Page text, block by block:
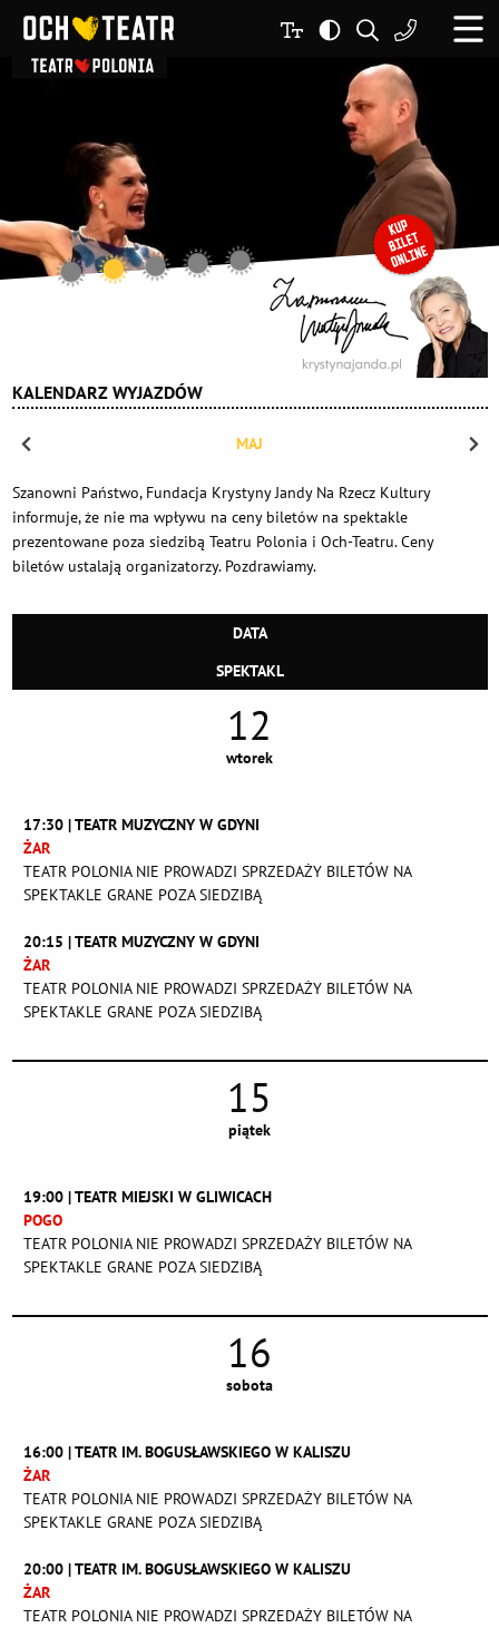
KALENDARZ WYJAZDÓW
MAJ
Szanowni Państwo, Fundacja Krystyny Jandy Na Rzecz Kultury
informuje, że nie ma wpływu na ceny biletów na spektakle
prezentowane poza siedzibą Teatru Polonia i Och-Teatru. Ceny
biletów ustalają organizatorzy. Pozdrawiamy.
DATA
SPEKTAKL
12
wtorek
17:30 | TEATR MUZYCZNY W GDYNI
ŻAR
TEATR POLONIA NIE PROWADZI SPRZEDAŻY BILETÓW NA
SPEKTAKLE GRANE POZA SIEDZIBĄ
20:15 | TEATR MUZYCZNY W GDYNI
ŻAR
TEATR POLONIA NIE PROWADZI SPRZEDAŻY BILETÓW NA
SPEKTAKLE GRANE POZA SIEDZIBĄ
15
piątek
19:00 | TEATR MIEJSKI W GLIWICACH
POGO
TEATR POLONIA NIE PROWADZI SPRZEDAŻY BILETÓW NA
SPEKTAKLE GRANE POZA SIEDZIBĄ
16
sobota
16:00 | TEATR IM. BOGUSŁAWSKIEGO W KALISZU
ŻAR
TEATR POLONIA NIE PROWADZI SPRZEDAŻY BILETÓW NA
SPEKTAKLE GRANE POZA SIEDZIBĄ
20:00 | TEATR IM. BOGUSŁAWSKIEGO W KALISZU
ŻAR
TEATR POLONIA NIE PROWADZI SPRZEDAŻY BILETÓW NA